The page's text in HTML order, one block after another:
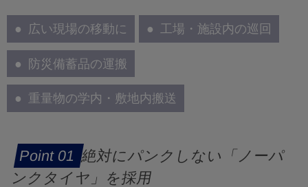
広い現場の移動に 工場・施設内の巡回
防災備蓄品の運搬
重量物の学内・敷地内搬送
絶対にパンクしない「ノーパ
ンクタイヤ」を採用